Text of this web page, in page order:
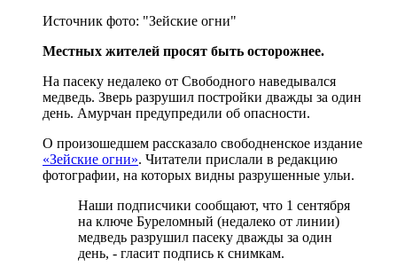
Источник фото: "Зейские огни"
Местных жителей просят быть осторожнее.
На пасеку недалеко от Свободного наведывался
медведь. Зверь разрушил постройки дважды за один
день. Амурчан предупредили об опасности.
О произошедшем рассказало свободненское издание
«Зейские огни». Читатели прислали в редакцию
фотографии, на которых видны разрушенные ульи.
Наши подписчики сообщают, что 1 сентября
на ключе Буреломный (недалеко от линии)
медведь разрушил пасеку дважды за один
день, - гласит подпись к снимкам.